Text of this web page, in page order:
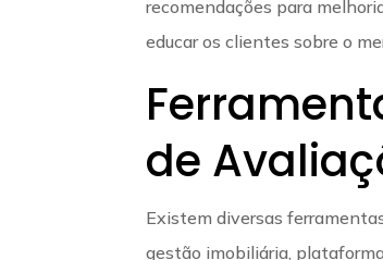
recomendações para
educar os clientes sobre o
de
Existem diversas
gestão imobiliária,